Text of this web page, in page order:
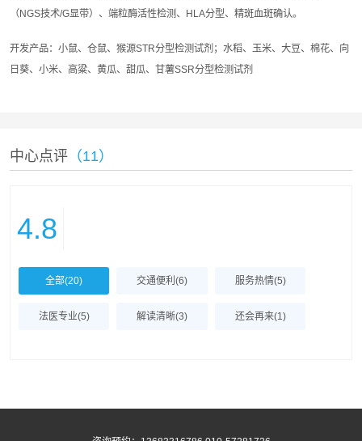
（NGS技术/G显带）、端粒酶活性检测、HLA分型、精斑血斑确认。
开发产品：小鼠、仓鼠、猴源STR分型检测试剂；水稻、玉米、大豆、棉花、向
日葵、小米、高粱、黄瓜、甜瓜、甘薯SSR分型检测试剂
中心点评 （11）
4.8
全部(20) 交通便利(6) 服务热情(5)
法医专业(5) 解读清晰(3) 还会再来(1)